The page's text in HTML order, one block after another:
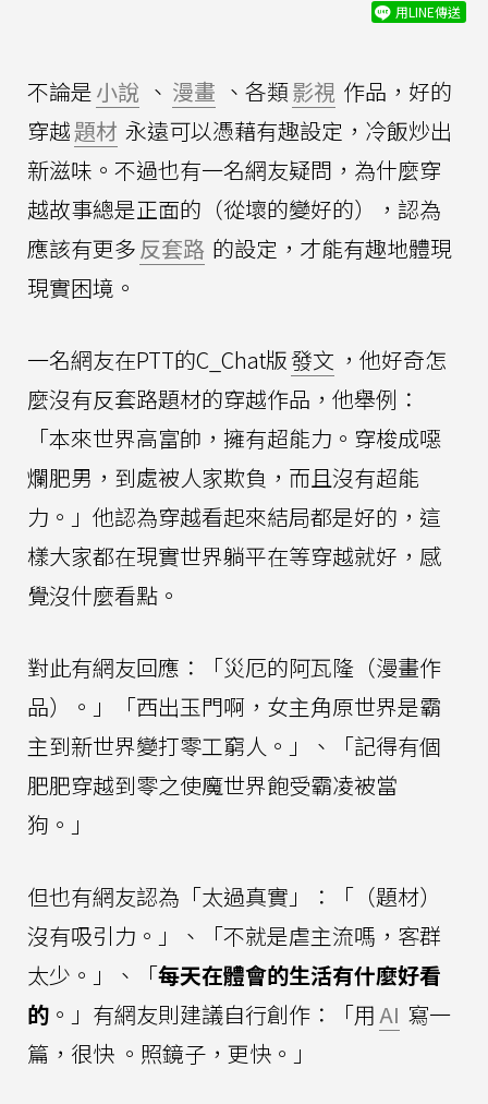
用LINE傳送
不論是小說 、 漫畫 、各類影視 作品，好的
穿越題材 永遠可以憑藉有趣設定，冷飯炒出
新滋味。不過也有一名網友疑問，為什麼穿
越故事總是正面的（從壞的變好的），認為
應該有更多 反套路 的設定，才能有趣地體現
現實困境。
一名網友在PTT的C_Chat版發文 ，他好奇怎
麼沒有反套路題材的穿越作品，他舉例：
「本來世界高富帥，擁有超能力。穿梭成噁
爛肥男，到處被人家欺負，而且沒有超能
力。」他認為穿越看起來結局都是好的，這
樣大家都在現實世界躺平在等穿越就好，感
覺沒什麼看點。
對此有網友回應：「災厄的阿瓦隆（漫畫作
品）。」「西出玉門啊，女主角原世界是霸
主到新世界變打零工窮人。」、「記得有個
肥肥穿越到零之使魔世界飽受霸凌被當
狗。」
但也有網友認為「太過真實」：「（題材）
沒有吸引力。」、「不就是虐主流嗎，客群
太少。」、「每天在體會的生活有什麼好看
的 。」有網友則建議自行創作：「用 AI 寫一
篇，很快 。照鏡子，更快。」